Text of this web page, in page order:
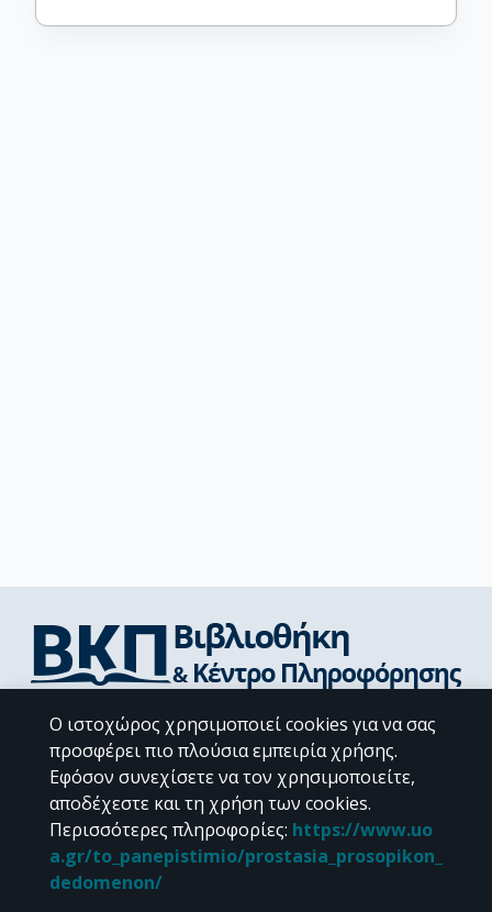
Διεύθυνση Βιβλιοθήκης & Κέντρου Πληροφόρησης
Βιβλιοθήκες Σχολών του ΕΚΠΑ
Υπολογιστικό Κέντρο Βιβλιοθηκών
Επικοινωνία / Helpdesk
Ο ιστοχώρος χρησιμοποιεί cookies για να σας
προσφέρει πιο πλούσια εμπειρία χρήσης.
Εφόσον συνεχίσετε να τον χρησιμοποιείτε,
αποδέχεστε και τη χρήση των cookies.
Περισσότερες πληροφορίες: https://www.uo
a.gr/to_panepistimio/prostasia_prosopikon_
dedomenon/